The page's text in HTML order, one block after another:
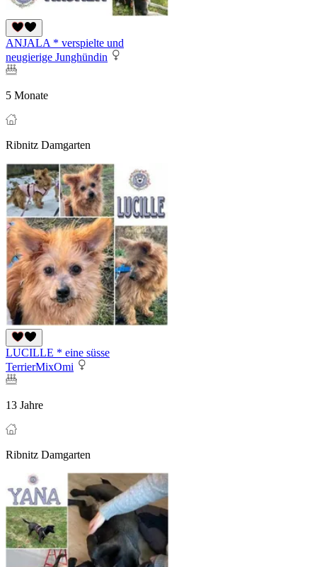
ANJALA * verspielte und
neugierige Junghündin
5 Monate
Ribnitz Damgarten
LUCILLE * eine süsse
TerrierMixOmi
13 Jahre
Ribnitz Damgarten